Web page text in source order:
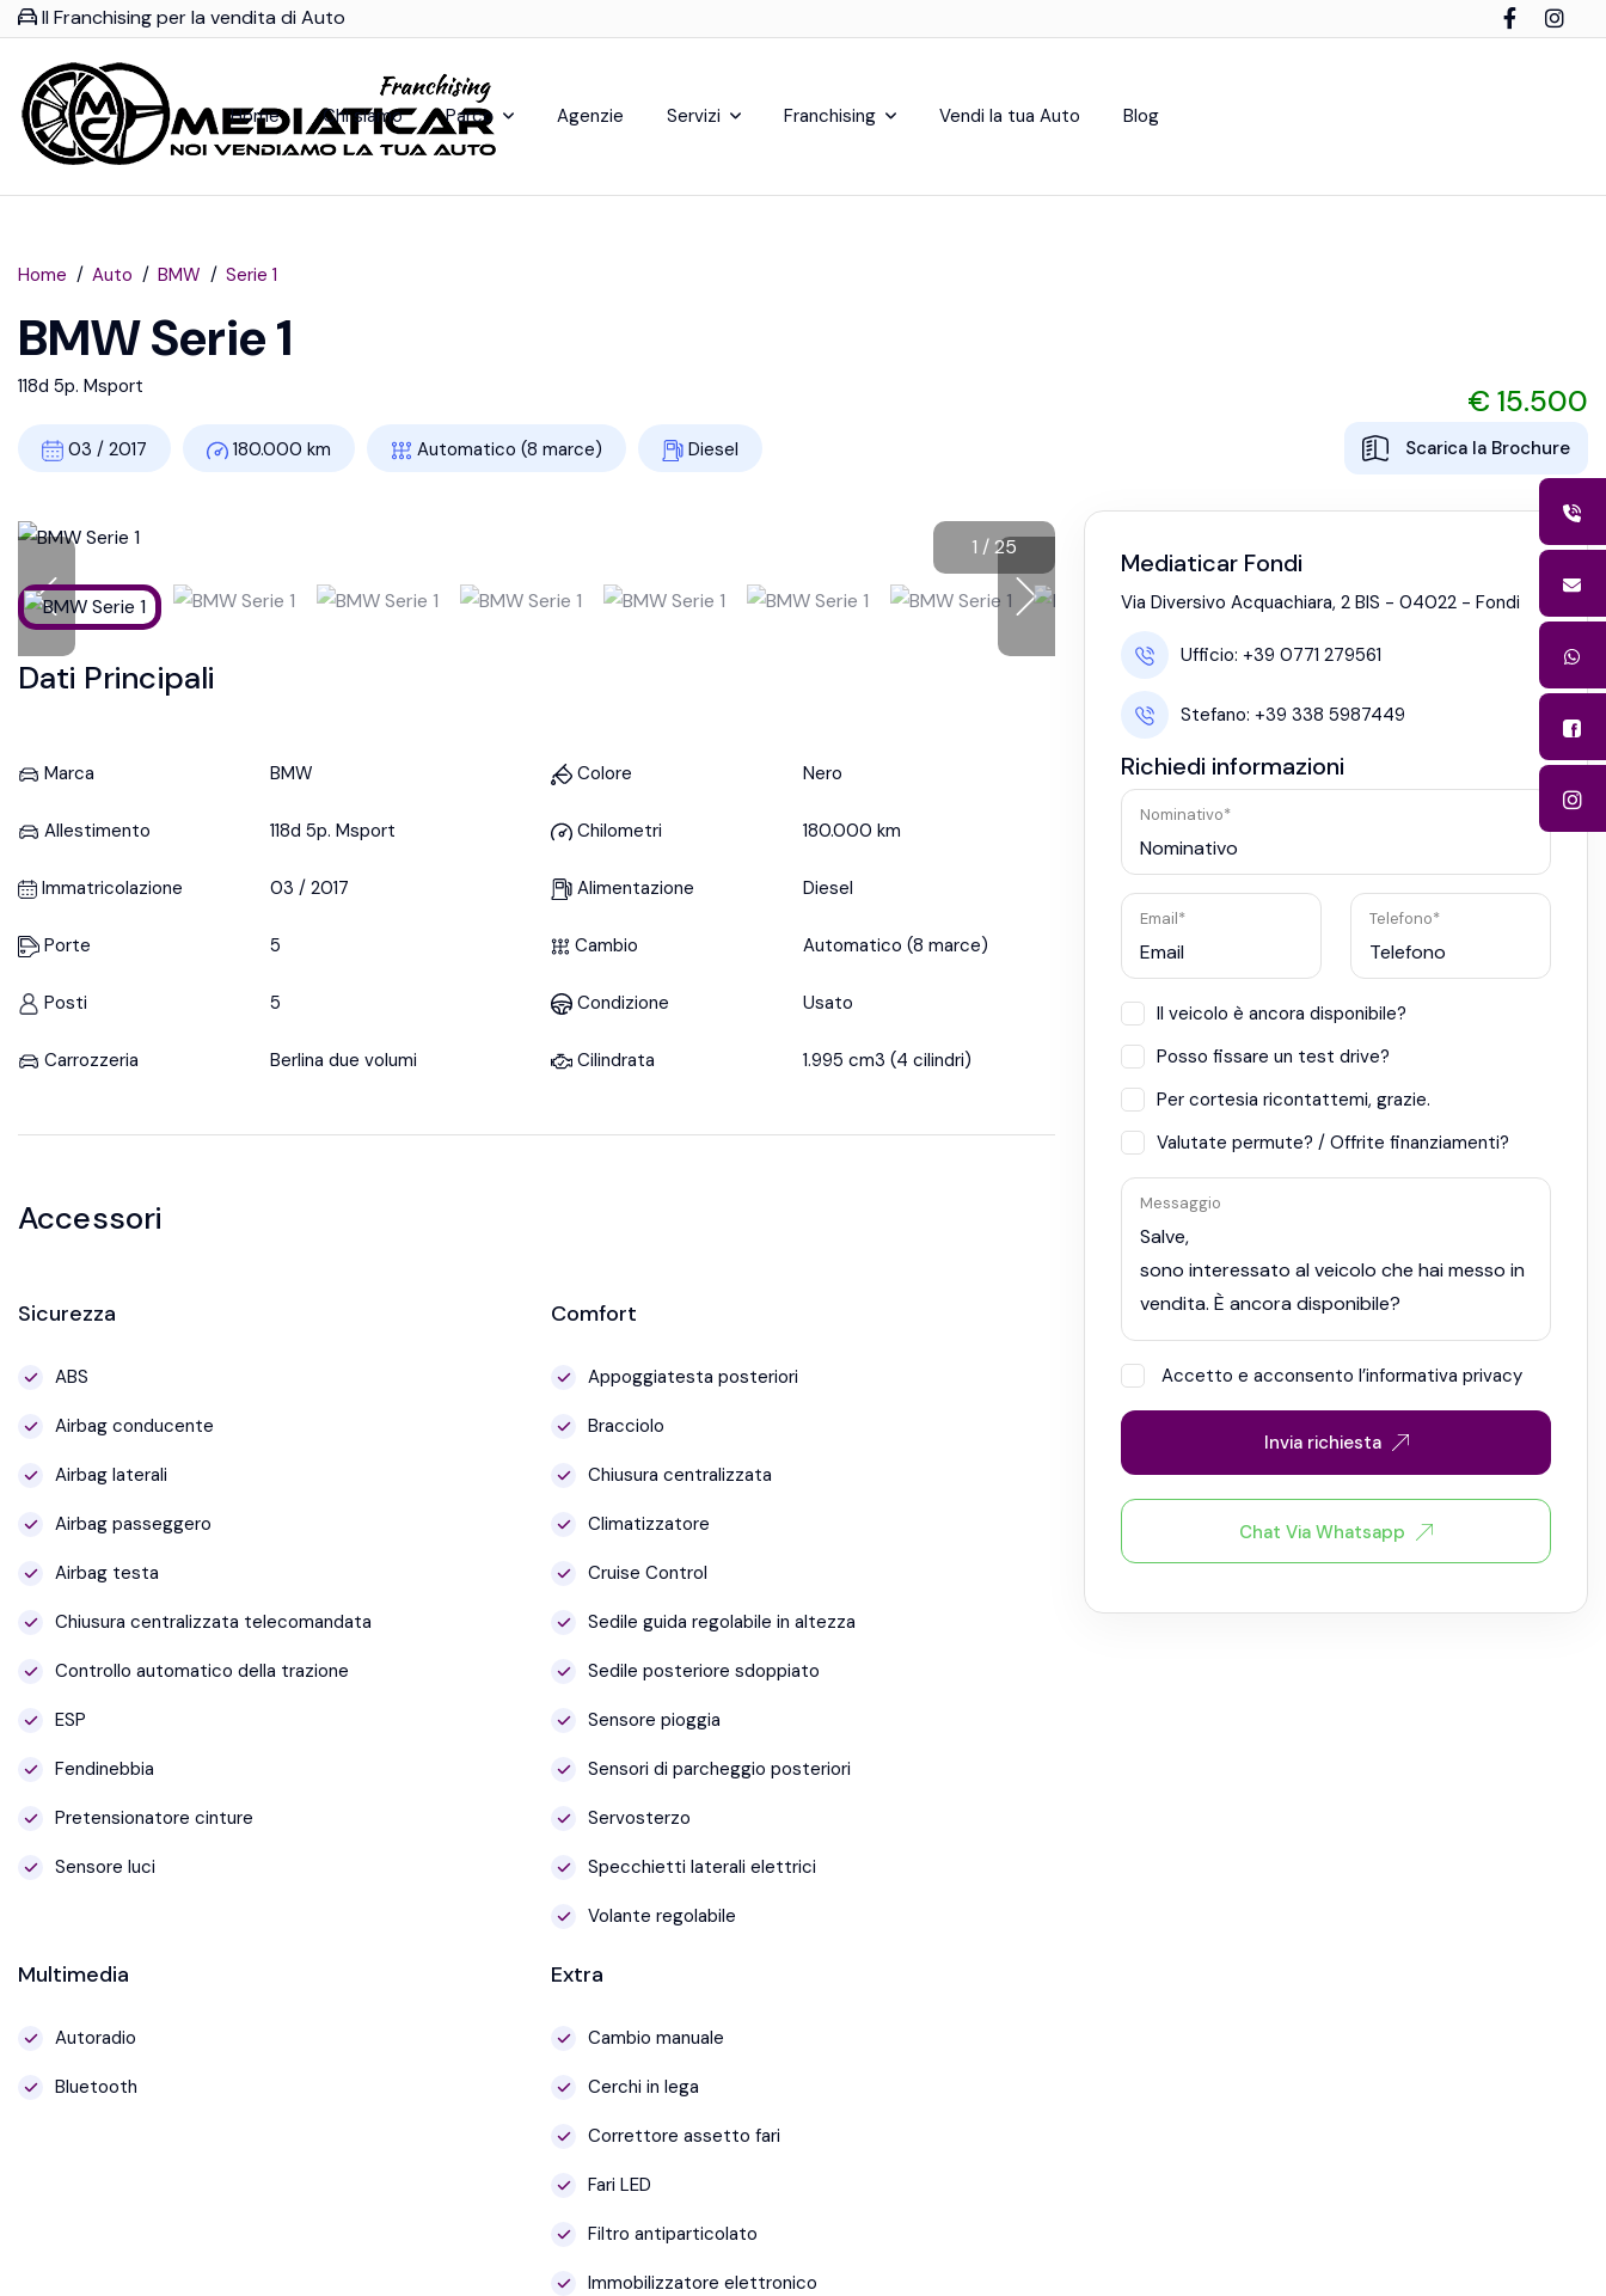
Il Franchising per la vendita di Auto
Home Chi siamo Parco Agenzie Servizi Franchising Vendi la tua Auto Blog
Home Auto BMW Serie 1
BMW Serie 1
118d 5p. Msport
03 / 2017 180.000 km Automatico (8 marce) Diesel
€ 15.500
Scarica la Brochure
1 /25
Dati Principali
Marca BMW
Allestimento 118d 5p. Msport
Immatricolazione 03 / 2017
Porte 5
Posti 5
Carrozzeria Berlina due volumi
Colore Nero
Chilometri 180.000 km
Alimentazione Diesel
Cambio Automatico (8 marce)
Condizione Usato
Cilindrata 1.995 cm3 (4 cilindri)
Accessori
Sicurezza
ABS
Airbag conducente
Airbag laterali
Airbag passeggero
Airbag testa
Chiusura centralizzata telecomandata
Controllo automatico della trazione
ESP
Fendinebbia
Pretensionatore cinture
Sensore luci
Comfort
Appoggiatesta posteriori
Bracciolo
Chiusura centralizzata
Climatizzatore
Cruise Control
Sedile guida regolabile in altezza
Sedile posteriore sdoppiato
Sensore pioggia
Sensori di parcheggio posteriori
Servosterzo
Specchietti laterali elettrici
Volante regolabile
Multimedia
Autoradio
Bluetooth
Extra
Cambio manuale
Cerchi in lega
Correttore assetto fari
Fari LED
Filtro antiparticolato
Immobilizzatore elettronico
Mediaticar Fondi
Via Diversivo Acquachiara, 2 BIS - 04022 - Fondi
Ufficio: +39 0771 279561
Stefano: +39 338 5987449
Richiedi informazioni
Nominativo*
Email* Telefono*
Il veicolo è ancora disponibile?
Posso fissare un test drive?
Per cortesia ricontattemi, grazie.
Valutate permute? / Offrite finanziamenti?
Messaggio
Accetto e acconsento l’informativa privacy
Invia richiesta
Chat Via Whatsapp